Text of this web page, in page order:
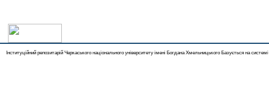
Інституційний репозитарій Черкаського національного університету імені Богдана Хмельницького Базується на системі